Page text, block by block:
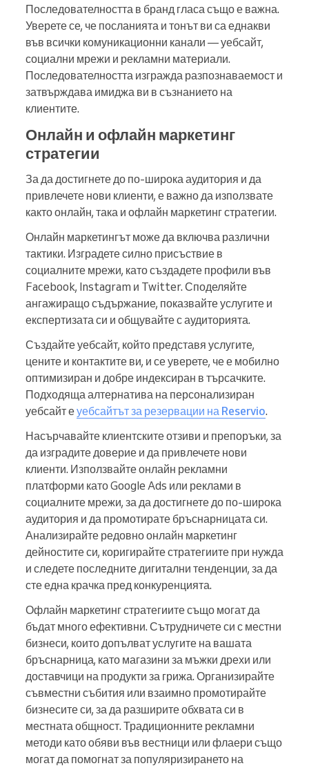
Последователността в бранд гласа също е важна.
Уверете се, че посланията и тонът ви са еднакви
във всички комуникационни канали — уебсайт,
социални мрежи и рекламни материали.
Последователността изгражда разпознаваемост и
затвърждава имиджа ви в съзнанието на
клиентите.
Онлайн и офлайн маркетинг
стратегии
За да достигнете до по-широка аудитория и да
привлечете нови клиенти, е важно да използвате
както онлайн, така и офлайн маркетинг стратегии.
Онлайн маркетингът може да включва различни
тактики. Изградете силно присъствие в
социалните мрежи, като създадете профили във
Facebook, Instagram и Twitter. Споделяйте
ангажиращо съдържание, показвайте услугите и
експертизата си и общувайте с аудиторията.
Създайте уебсайт, който представя услугите,
цените и контактите ви, и се уверете, че е мобилно
оптимизиран и добре индексиран в търсачките.
Подходяща алтернатива на персонализиран
уебсайт еуебсайтът за резервации на Reservio.
Насърчавайте клиентските отзиви и препоръки, за
да изградите доверие и да привлечете нови
клиенти. Използвайте онлайн рекламни
платформи като Google Ads или реклами в
социалните мрежи, за да достигнете до по-широка
аудитория и да промотирате бръснарницата си.
Анализирайте редовно онлайн маркетинг
дейностите си, коригирайте стратегиите при нужда
и следете последните дигитални тенденции, за да
сте една крачка пред конкуренцията.
Офлайн маркетинг стратегиите също могат да
бъдат много ефективни. Сътрудничете си с местни
бизнеси, които допълват услугите на вашата
бръснарница, като магазини за мъжки дрехи или
доставчици на продукти за грижа. Организирайте
съвместни събития или взаимно промотирайте
бизнесите си, за да разширите обхвата си в
местната общност. Традиционните рекламни
методи като обяви във вестници или флаери също
могат да помогнат за популяризирането на